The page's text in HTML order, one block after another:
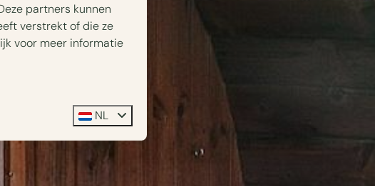
partners kunnen
verstrekt of die ze
voor meer informatie
NL